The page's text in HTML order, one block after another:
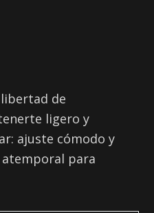
de
ligero y
ajuste cómodo y
para